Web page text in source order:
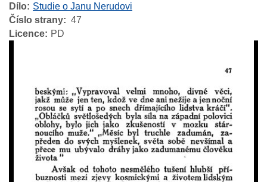
Dílo
Studie o Janu Nerudovi
Číslo strany
47
Licence
PD